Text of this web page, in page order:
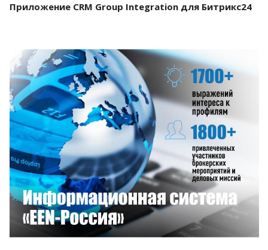
Приложение CRM Group Integration для Битрикс24
Смотреть проект